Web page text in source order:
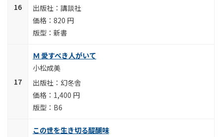
講談社
820 円
新書
Ｍ 愛すべき人がいて
小松成美
幻冬舎
1,400 円
B6
この世を生き切る醍醐味